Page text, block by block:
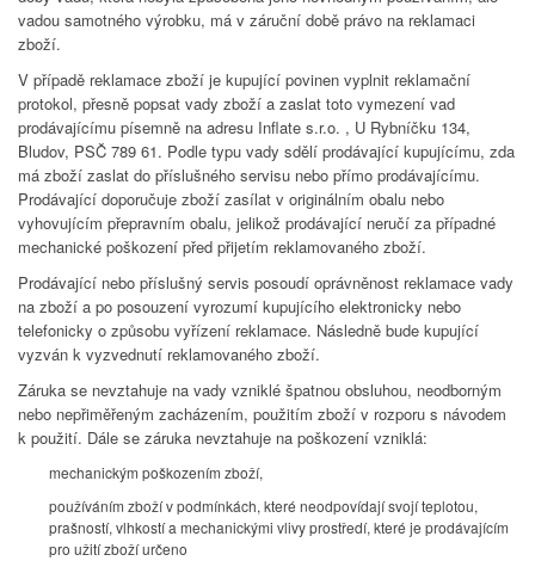
vadou samotného výrobku, má v záruční době právo na reklamaci
zboží.
V případě reklamace zboží je kupující povinen vyplnit reklamační
protokol, přesně popsat vady zboží a zaslat toto vymezení vad
prodávajícímu písemně na adresu Inflate s.r.o. , U Rybníčku 134,
Bludov, PSČ 789 61. Podle typu vady sdělí prodávající kupujícímu, zda
má zboží zaslat do příslušného servisu nebo přímo prodávajícímu.
Prodávající doporučuje zboží zasílat v originálním obalu nebo
vyhovujícím přepravním obalu, jelikož prodávající neručí za případné
mechanické poškození před přijetím reklamovaného zboží.
Prodávající nebo příslušný servis posoudí oprávněnost reklamace vady
na zboží a po posouzení vyrozumí kupujícího elektronicky nebo
telefonicky o způsobu vyřízení reklamace. Následně bude kupující
vyzván k vyzvednutí reklamovaného zboží.
Záruka se nevztahuje na vady vzniklé špatnou obsluhou, neodborným
nebo nepřiměřeným zacházením, použitím zboží v rozporu s návodem
k použití. Dále se záruka nevztahuje na poškození vzniklá:
mechanickým poškozením zboží,
používáním zboží v podmínkách, které neodpovídají svojí teplotou,
prašností, vlhkostí a mechanickými vlivy prostředí, které je prodávajícím
pro užití zboží určeno